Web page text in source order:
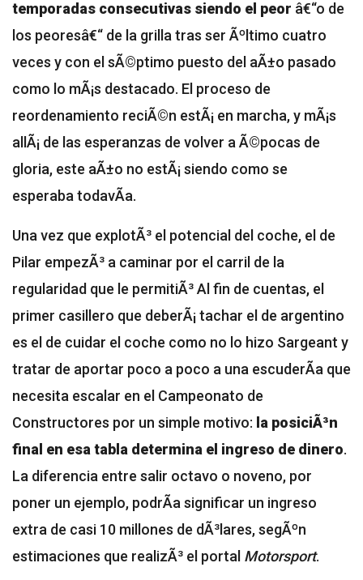
temporadas consecutivas siendo el peor â€“o de
los peoresâ€“ de la grilla tras ser Ãºltimo cuatro
veces y con el sÃ©ptimo puesto del aÃ±o pasado
como lo mÃ¡s destacado. El proceso de
reordenamiento reciÃ©n estÃ¡ en marcha, y mÃ¡s
allÃ¡ de las esperanzas de volver a Ã©pocas de
gloria, este aÃ±o no estÃ¡ siendo como se
esperaba todavÃ­a.
Una vez que explotÃ³ el potencial del coche, el de
Pilar empezÃ³ a caminar por el carril de la
regularidad que le permitiÃ³Al fin de cuentas, el
primer casillero que deberÃ¡ tachar el de argentino
es el de cuidar el coche como no lo hizo Sargeant y
tratar de aportar poco a poco a una escuderÃ­a que
necesita escalar en el Campeonato de
Constructores por un simple motivo: la posiciÃ³n
final en esa tabla determina el ingreso de dinero.
La diferencia entre salir octavo o noveno, por
poner un ejemplo, podrÃ­a significar un ingreso
extra de casi 10 millones de dÃ³lares, segÃºn
estimaciones que realizÃ³ el portal Motorsport.